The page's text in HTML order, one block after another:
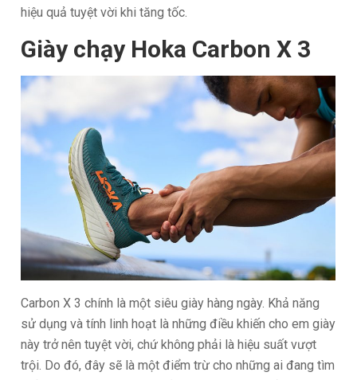
hiệu quả tuyệt vời khi tăng tốc.
Giày chạy Hoka Carbon X 3
Carbon X 3 chính là một siêu giày hàng ngày. Khả năng
sử dụng và tính linh hoạt là những điều khiến cho em giày
này trở nên tuyệt vời, chứ không phải là hiệu suất vượt
trội. Do đó, đây sẽ là một điểm trừ cho những ai đang tìm